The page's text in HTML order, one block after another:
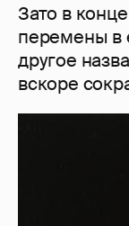
Зато в
перемены в
другое
вскоре